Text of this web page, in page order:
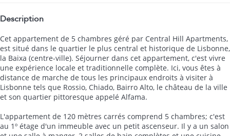
Description
Cet appartement de 5 chambres géré par Central Hill Apartments,
est situé dans le quartier le plus central et historique de Lisbonne,
la Baixa (centre-ville). Séjourner dans cet appartement, c'est vivre
une expérience locale et traditionnelle complète. Ici, vous êtes à
distance de marche de tous les principaux endroits à visiter à
Lisbonne tels que Rossio, Chiado, Bairro Alto, le château de la ville
et son quartier pittoresque appelé Alfama.
L'appartement de 120 mètres carrés comprend 5 chambres; c'est
au 1º étage d'un immeuble avec un petit ascenseur. Il y a un salon